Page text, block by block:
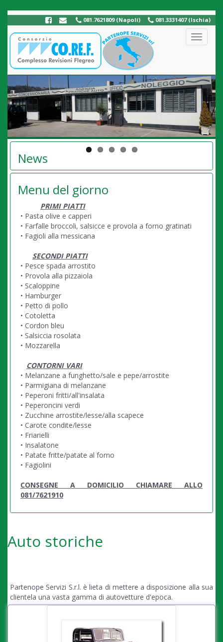
081.7621809 (Napoli) 081.3331407 (Ischia)
Toggle
News
Menu del giorno
PRIMI PIATTI
• Pasta olive e capperi
• Farfalle broccoli, salsicce e provola a forno gratinati
• Fagioli alla messicana
SECONDI PIATTI
• Pesce spada arrostito
• Provola alla pizzaiola
• Scaloppine
• Hamburger
• Petto di pollo
• Cotoletta
• Cordon bleu
• Salsiccia rosolata
• Mozzarella
CONTORNI VARI
• Melanzane a funghetto/sale e pepe/arrostite
• Parmigiana di melanzane
• Peperoni fritti/all'insalata
• Peperoncini verdi
• Zucchine arrostite/lesse/alla scapece
• Carote condite/lesse
• Friarielli
• Insalatone
• Patate fritte/patate al forno
• Fagiolini
CONSEGNE A DOMICILIO CHIAMARE ALLO
081/7621910
Auto storiche
Partenope Servizi S.r.l. è lieta di mettere a disposizione alla sua
clientela una vasta gamma di autovetture d'epoca.